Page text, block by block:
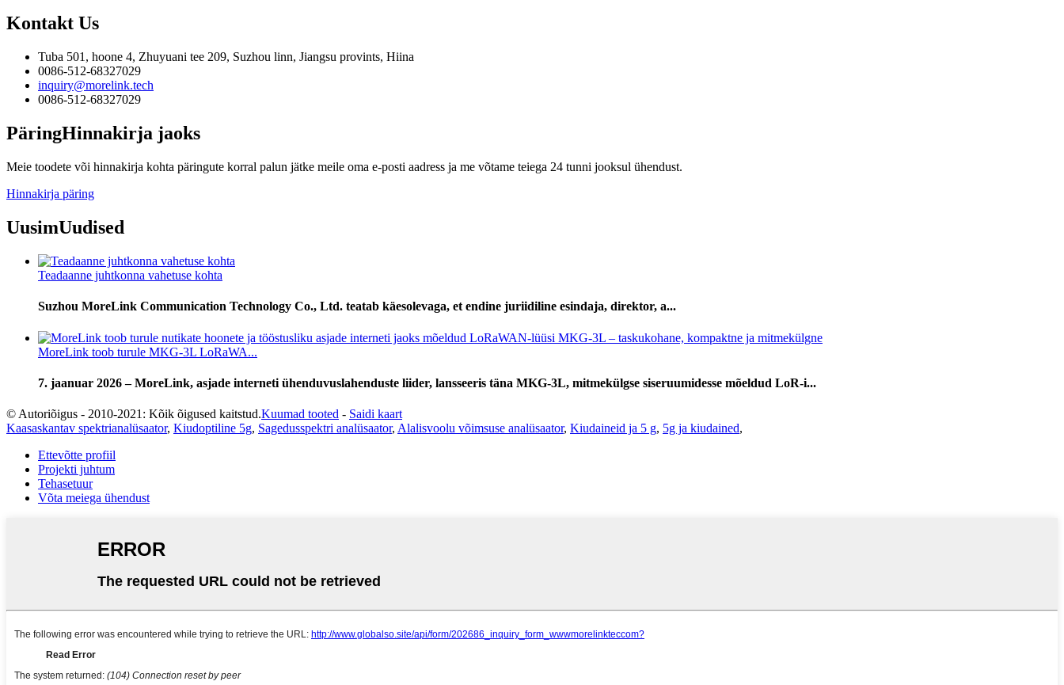
Kontakt Us
Tuba 501, hoone 4, Zhuyuani tee 209, Suzhou linn, Jiangsu provints, Hiina
0086-512-68327029
inquiry@morelink.tech
0086-512-68327029
PäringHinnakirja jaoks
Meie toodete või hinnakirja kohta päringute korral palun jätke meile oma e-posti aadress ja me võtame teiega 24 tunni jooksul ühendust.
Hinnakirja päring
UusimUudised
Teadaanne juhtkonna vahetuse kohta
Suzhou MoreLink Communication Technology Co., Ltd. teatab käesolevaga, et endine juriidiline esindaja, direktor, a...
MoreLink toob turule MKG-3L LoRaWA...
7. jaanuar 2026 – MoreLink, asjade interneti ühenduvuslahenduste liider, lansseeris täna MKG-3L, mitmekülgse siseruumidesse mõeldud LoR-i...
© Autoriõigus - 2010-2021: Kõik õigused kaitstud.Kuumad tooted - Saidi kaart
Kaasaskantav spektrianalüsaator, Kiudoptiline 5g, Sagedusspektri analüsaator, Alalisvoolu võimsuse analüsaator, Kiudaineid ja 5 g, 5g ja kiudained,
Ettevõtte profiil
Projekti juhtum
Tehasetuur
Võta meiega ühendust